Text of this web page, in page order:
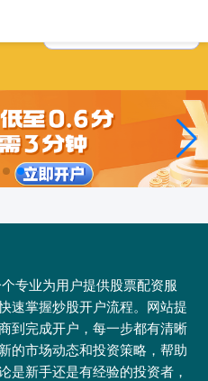
专业为用户提供股票配资服
速掌握炒股开户流程。网站提
到完成开户，每一步都有清晰
的市场动态和投资策略，帮助
是新手还是有经验的投资者，